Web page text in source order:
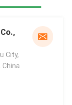
City,
China